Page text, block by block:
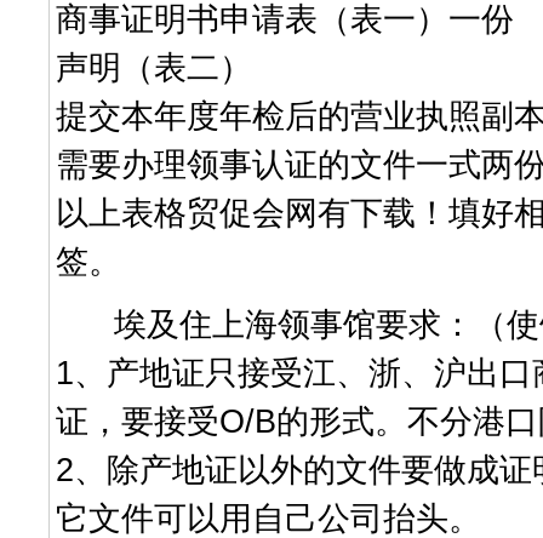
商事证明书申请表（表一）一份
声明（表二）
提交本年度年检后的营业执照副
需要办理领事认证的文件一式两
以上表格贸促会网有下载！填好
签。
埃及住上海领事馆要求：（
1、产地证只接受江、浙、沪出
证，要接受O/B的形式。不分港
2、除产地证以外的文件要做成
它文件可以用自己公司抬头。